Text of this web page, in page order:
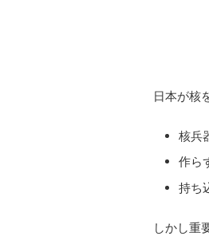
日本が核
核兵
作ら
持ち
しかし重